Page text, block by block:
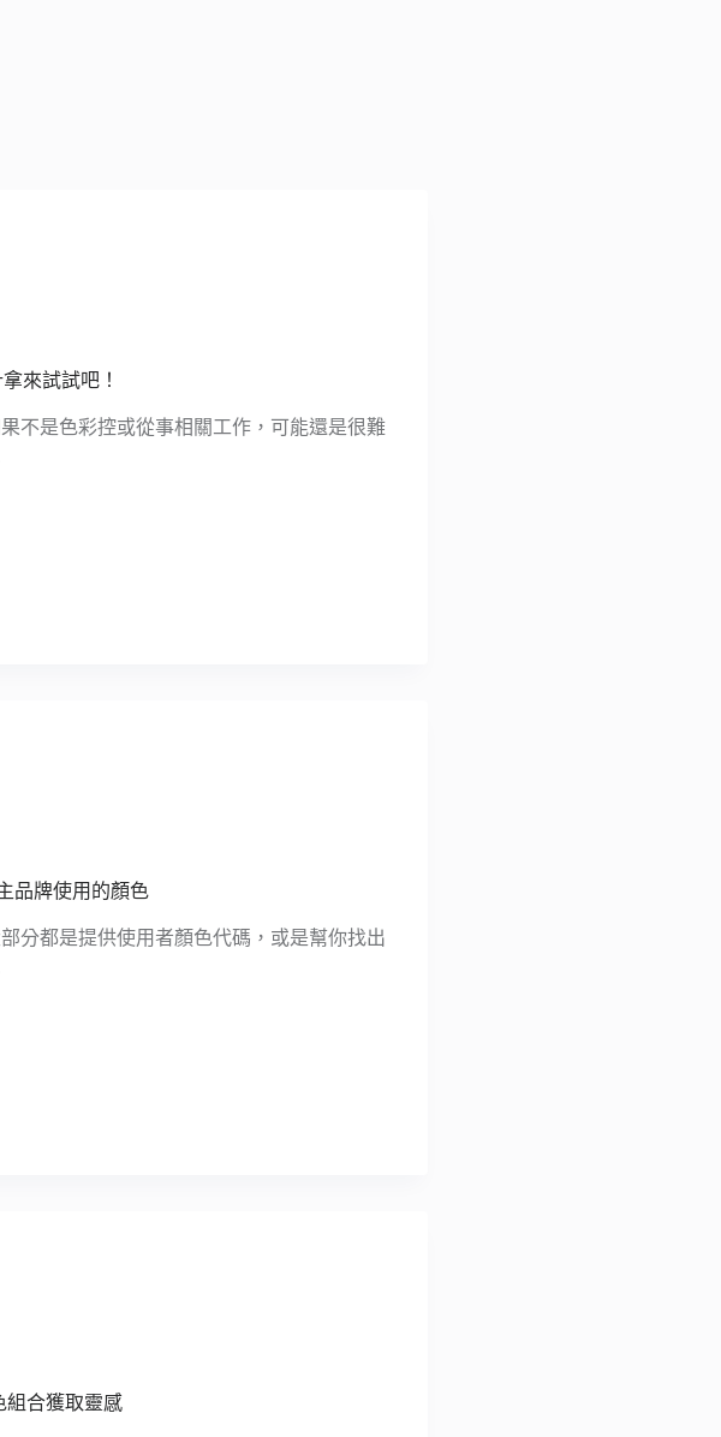
來試試吧！
不是色彩控或從事相關工作，可能還是很難
品牌使用的顏色
分都是提供使用者顏色代碼，或是幫你找出
組合獲取靈感